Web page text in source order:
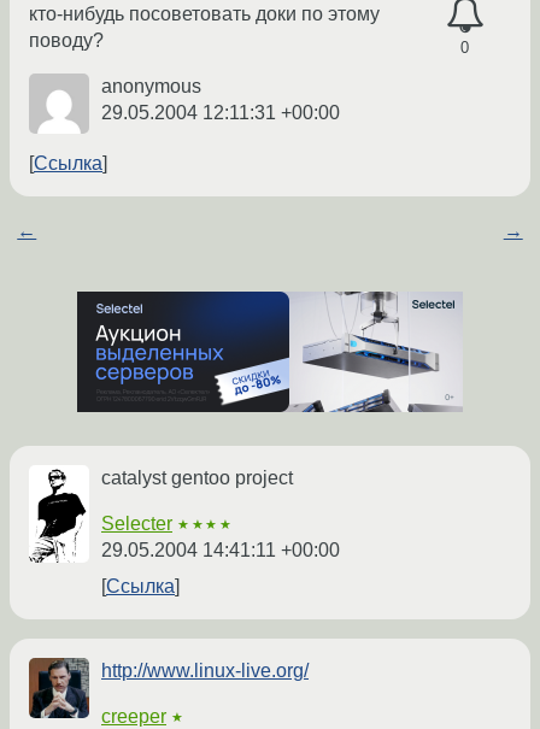
0
кто-нибудь посоветовать доки по этому
поводу?
anonymous
29.05.2004 12:11:31 +00:00
Ссылка
← →
catalyst gentoo project
Selecter ★★★★
29.05.2004 14:41:11 +00:00
Ссылка
http://www.linux-live.org/
creeper ★